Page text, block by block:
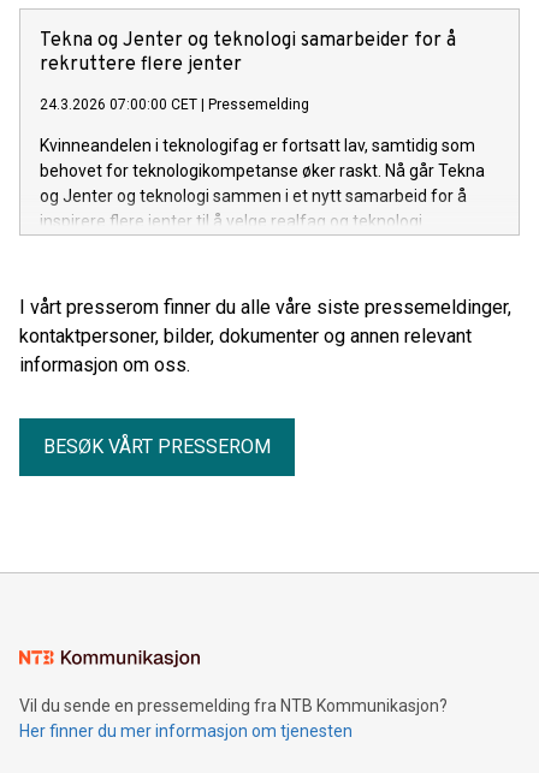
Tekna og Jenter og teknologi samarbeider for å
rekruttere flere jenter
24.3.2026 07:00:00 CET Pressemelding
Kvinneandelen i teknologifag er fortsatt lav, samtidig som
behovet for teknologikompetanse øker raskt. Nå går Tekna
og Jenter og teknologi sammen i et nytt samarbeid for å
inspirere flere jenter til å velge realfag og teknologi.
I vårt presserom finner du alle våre siste pressemeldinger,
kontaktpersoner, bilder, dokumenter og annen relevant
informasjon om oss.
BESØK VÅRT PRESSEROM
Vil du sende en pressemelding fra NTB Kommunikasjon?
Her finner du mer informasjon om tjenesten